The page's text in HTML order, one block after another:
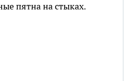
пятна на стыках.